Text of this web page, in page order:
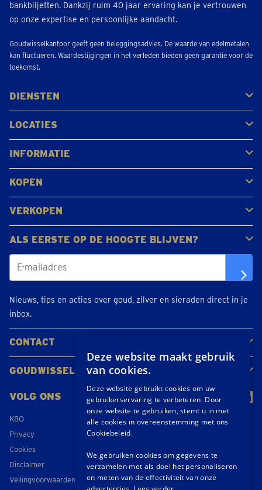
bankbiljetten. Dankzij ruim 40 jaar ervaring kan je vertrouwen
op onze expertise en persoonlijke aandacht.
Goudwisselkantoor geeft geen beleggingsadvies. De waarde van edelmetalen
kan fluctueren. Waardestijgingen in het verleden bieden geen garantie voor de
toekomst.
DIENSTEN
Kopen
Verkopen
Veilen
LOCATIES
Antwerpen
Brugge
Kapellen
Leuven
Mol
Schilde
Sint-Niklaas
Bekijk alle locaties
INFORMATIE
Veelgestelde vragen
Klantbeoordelingen
KOPEN
Goud kopen
Platina en palladium kopen
Zilver kopen
VERKOPEN
Gouden juwelen
Gouden munten
Gouden staven
ALS EERSTE OP DE HOOGTE BLIJVEN?
Nieuws, tips en acties over goud, zilver en sieraden direct in je
inbox.
CONTACT
Neem contact op
Maak een afspraak
Locaties
GOUDWISSELKANTOOR
VOLG ONS
KBO
Privacy
Cookies
Disclaimer
Veilingvoorwaarden
Deze website maakt gebruik
van cookies.
Deze website gebruikt cookies om uw
gebruikerservaring te verbeteren. Door
onze website te gebruiken, stemt u in met
alle cookies in overeenstemming met ons
Cookiebeleid.
We gebruiken cookies om gegevens te
verzamelen met als doel het personaliseren
en meten van de effectiviteit van onze